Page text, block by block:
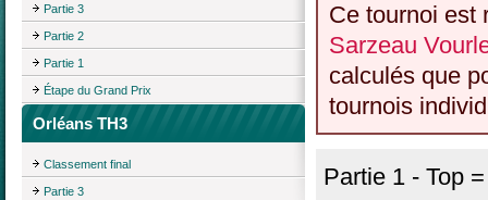
Partie 3
Partie 2
Partie 1
Étape du Grand Prix
Orléans TH3
Classement final
Partie 3
Ce tournoi est
Sarzeau
calculés que
tournois
Partie 1 - Top